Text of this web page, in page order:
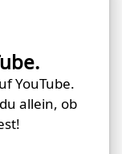
YouTube.
allein, ob